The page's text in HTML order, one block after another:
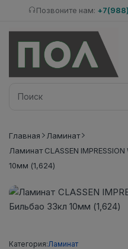
Позвоните нам:
Главная
Ламинат
Ламинат CLASSEN
10мм (1,624)
Категория:Ламинат